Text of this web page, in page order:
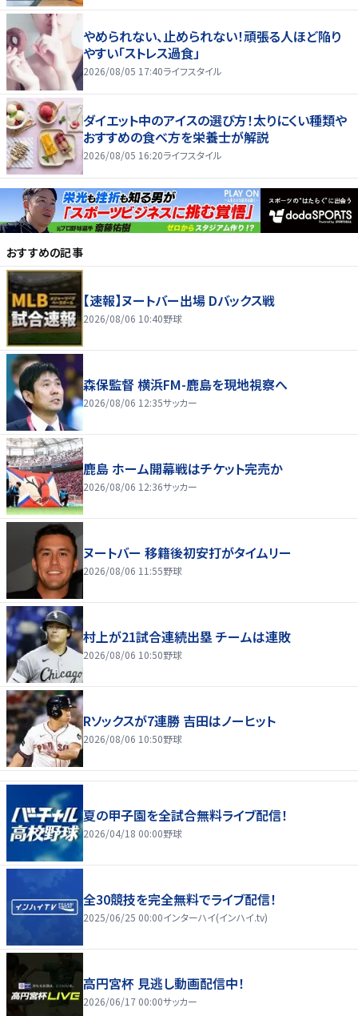
やめられない、止められない！頑張る人ほど陥り
やすい「ストレス過食」
2026/08/05 17:40ライフスタイル
ダイエット中のアイスの選び方！太りにくい種類や
おすすめの食べ方を栄養士が解説
2026/08/05 16:20ライフスタイル
おすすめの記事
【速報】ヌートバー出場 Dバックス戦
2026/08/06 10:40野球
森保監督 横浜FM-鹿島を現地視察へ
2026/08/06 12:35サッカー
鹿島 ホーム開幕戦はチケット完売か
2026/08/06 12:36サッカー
ヌートバー 移籍後初安打がタイムリー
2026/08/06 11:55野球
村上が21試合連続出塁 チームは連敗
2026/08/06 10:50野球
Rソックスが7連勝 吉田はノーヒット
2026/08/06 10:50野球
夏の甲子園を全試合無料ライブ配信！
2026/04/18 00:00野球
全30競技を完全無料でライブ配信！
2025/06/25 00:00インターハイ(インハイ.tv)
高円宮杯 見逃し動画配信中！
2026/06/17 00:00サッカー